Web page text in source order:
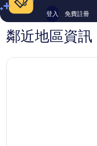
登入 免費註冊
鄰近地區資訊